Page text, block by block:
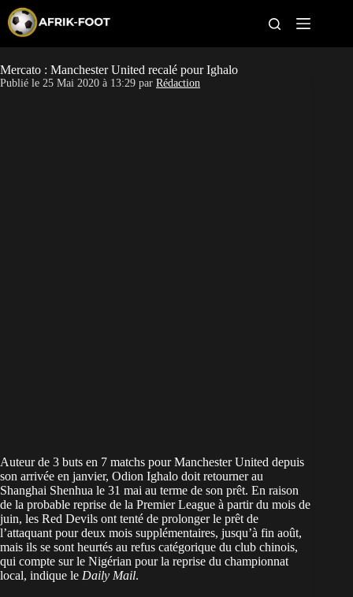
p
t
o
c
CAN féminine
Mercato : Manchester United recalé pour Ighalo
Publié le 25 Mai 2020 à 13:29 par Rédaction
Auteur de 3 buts en 7 matchs pour Manchester United depuis
son arrivée en janvier, Odion Ighalo doit retourner au
Shanghai Shenhua le 31 mai au terme de son prêt. En raison
de la probable reprise de la Premier League à partir du mois de
juin, les Red Devils ont tenté de prolonger le prêt de
l’attaquant pour deux mois supplémentaires, jusqu’à fin août,
mais ils se sont heurtés au refus catégorique du club chinois,
qui compte sur le Nigérian pour la reprise du championnat
local, indique le Daily Mail.